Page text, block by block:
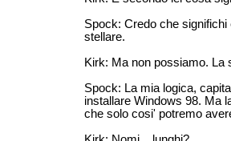
Spock: Credo che
stellare.
Kirk: Ma non possiamo. La
Spock: La mia logica,
installare Windows 98. Ma
che solo cosi' potremo